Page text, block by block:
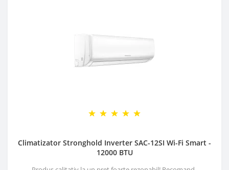
Climatizator Stronghold Inverter SAC-12SI Wi-Fi Smart -
12000 BTU